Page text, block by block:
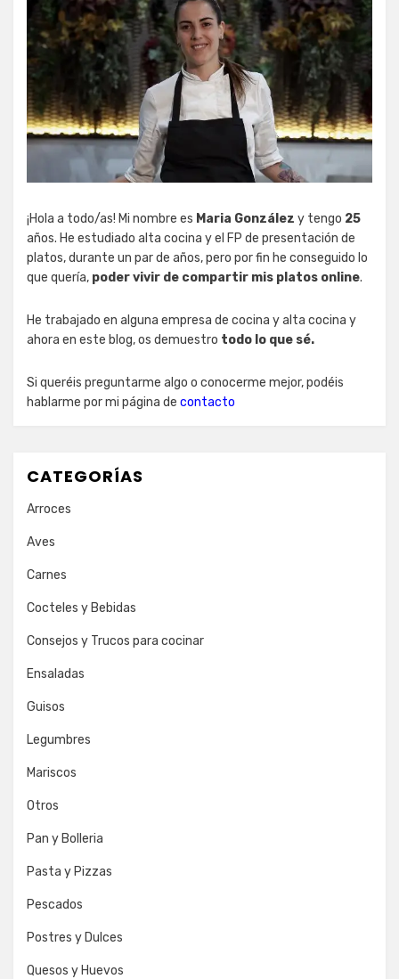
¡Hola a todo/as! Mi nombre es Maria González y tengo 25
años. He estudiado alta cocina y el FP de presentación de
platos, durante un par de años, pero por fin he conseguido lo
que quería, poder vivir de compartir mis platos online.
He trabajado en alguna empresa de cocina y alta cocina y
ahora en este blog, os demuestro todo lo que sé.
Si queréis preguntarme algo o conocerme mejor, podéis
hablarme por mi página de contacto
CATEGORÍAS
Arroces
Aves
Carnes
Cocteles y Bebidas
Consejos y Trucos para cocinar
Ensaladas
Guisos
Legumbres
Mariscos
Otros
Pan y Bolleria
Pasta y Pizzas
Pescados
Postres y Dulces
Quesos y Huevos